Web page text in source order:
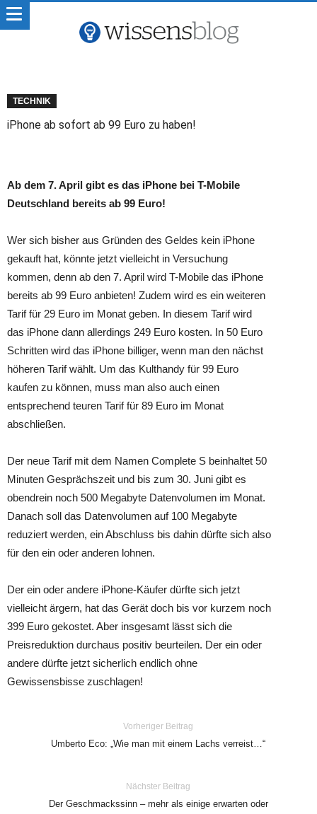
TECHNIK
iPhone ab sofort ab 99 Euro zu haben!
Ab dem 7. April gibt es das iPhone bei T-Mobile
Deutschland bereits ab 99 Euro!
Wer sich bisher aus Gründen des Geldes kein iPhone
gekauft hat, könnte jetzt vielleicht in Versuchung
kommen, denn ab den 7. April wird T-Mobile das iPhone
bereits ab 99 Euro anbieten! Zudem wird es ein weiteren
Tarif für 29 Euro im Monat geben. In diesem Tarif wird
das iPhone dann allerdings 249 Euro kosten. In 50 Euro
Schritten wird das iPhone billiger, wenn man den nächst
höheren Tarif wählt. Um das Kulthandy für 99 Euro
kaufen zu können, muss man also auch einen
entsprechend teuren Tarif für 89 Euro im Monat
abschließen.
Der neue Tarif mit dem Namen Complete S beinhaltet 50
Minuten Gesprächszeit und bis zum 30. Juni gibt es
obendrein noch 500 Megabyte Datenvolumen im Monat.
Danach soll das Datenvolumen auf 100 Megabyte
reduziert werden, ein Abschluss bis dahin dürfte sich also
für den ein oder anderen lohnen.
Der ein oder andere iPhone-Käufer dürfte sich jetzt
vielleicht ärgern, hat das Gerät doch bis vor kurzem noch
399 Euro gekostet. Aber insgesamt lässt sich die
Preisreduktion durchaus positiv beurteilen. Der ein oder
andere dürfte jetzt sicherlich endlich ohne
Gewissensbisse zuschlagen!
Vorheriger Beitrag
Umberto Eco: „Wie man mit einem Lachs verreist…“
Nächster Beitrag
Der Geschmackssinn – mehr als einige erwarten oder